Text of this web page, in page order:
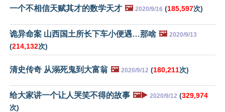
一个不相信天赋其才的数学天才 🖼️ 2020/9/16 (185,597次)
诡异命案 山西国土所长下车小便遇…那啥 🖼️ 2020/9/13
(214,132次)
清史传奇 从溺死鬼到大富翁 🖼️ 2020/9/12 (180,211次)
给大家讲一个让人哭笑不得的故事 🖼️▶️ 2020/9/12 (329,974
次)